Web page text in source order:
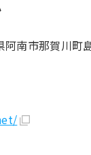
南市那賀川町